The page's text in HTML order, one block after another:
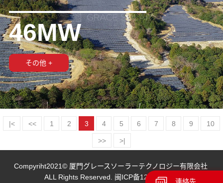
46MW
その他 +
|< << 1 2 3 4 5 6 7 8 9 10
>> >|
Compyriht2021© 厦門グレースソーラーテクノロジー有限会社
ALL Rights Reserved. 闽ICP备12009324号